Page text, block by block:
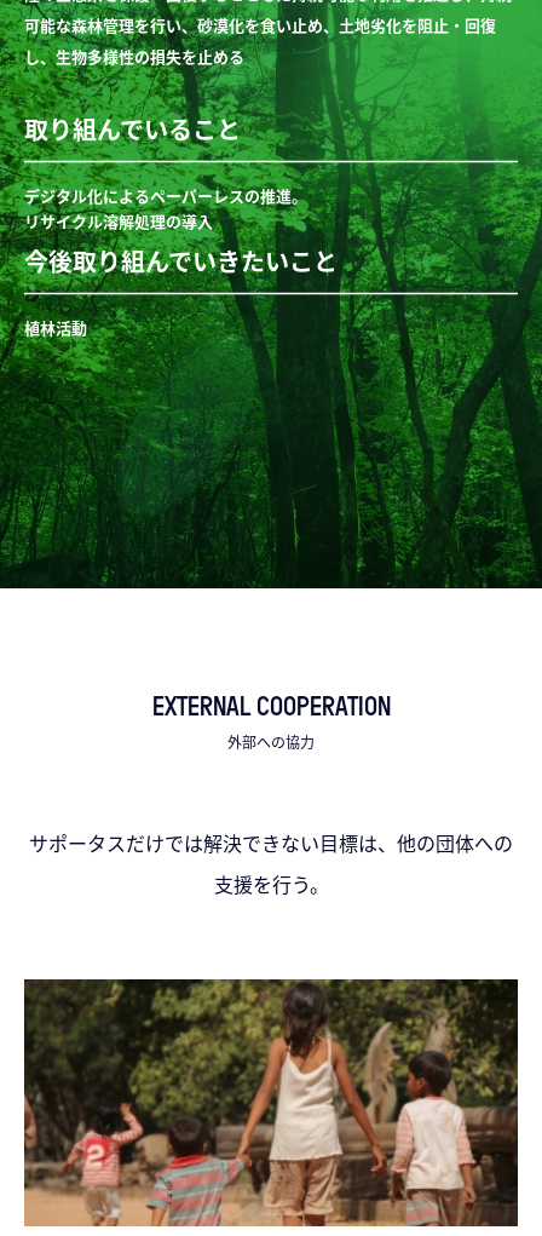
可能な森林管理を行い、砂漠化を食い止め、土地劣化を阻止・回復
し、生物多様性の損失を止める
取り組んでいること
デジタル化によるペーパーレスの推進。
リサイクル溶解処理の導入
今後取り組んでいきたいこと
植林活動
EXTERNAL COOPERATION
外部への協力
サポータスだけでは解決できない目標は、他の団体への
支援を行う。